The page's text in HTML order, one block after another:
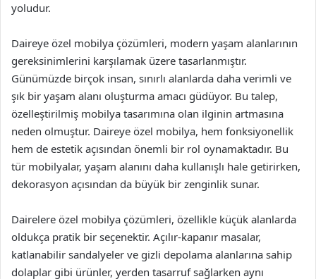
yoludur.
Daireye özel mobilya çözümleri, modern yaşam alanlarının
gereksinimlerini karşılamak üzere tasarlanmıştır.
Günümüzde birçok insan, sınırlı alanlarda daha verimli ve
şık bir yaşam alanı oluşturma amacı güdüyor. Bu talep,
özelleştirilmiş mobilya tasarımına olan ilginin artmasına
neden olmuştur. Daireye özel mobilya, hem fonksiyonellik
hem de estetik açısından önemli bir rol oynamaktadır. Bu
tür mobilyalar, yaşam alanını daha kullanışlı hale getirirken,
dekorasyon açısından da büyük bir zenginlik sunar.
Dairelere özel mobilya çözümleri, özellikle küçük alanlarda
oldukça pratik bir seçenektir. Açılır-kapanır masalar,
katlanabilir sandalyeler ve gizli depolama alanlarına sahip
dolaplar gibi ürünler, yerden tasarruf sağlarken aynı